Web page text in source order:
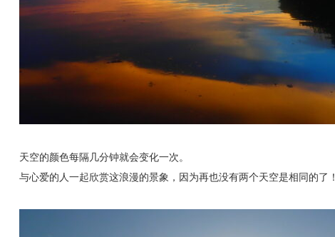
天空的颜色每隔几分钟就会变化一次。
与心爱的人一起欣赏这浪漫的景象，因为再也没有两个天空是相同的了！